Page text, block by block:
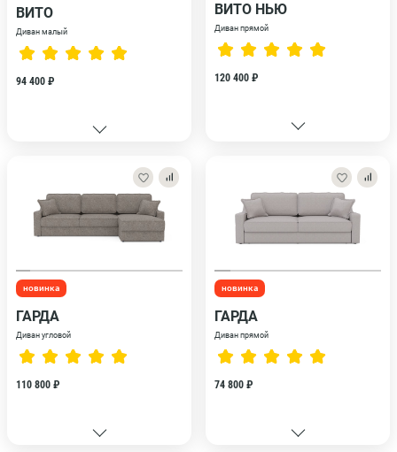
ВИТО
Диван малый
94 400 ₽
ВИТО НЬЮ
Диван прямой
120 400 ₽
новинка
ГАРДА
Диван угловой
110 800 ₽
новинка
ГАРДА
Диван прямой
74 800 ₽